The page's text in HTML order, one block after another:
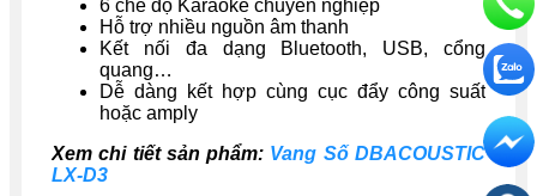
6 chế độ Karaoke chuyên nghiệp
Hỗ trợ nhiều nguồn âm thanh
Kết nối đa dạng Bluetooth, USB, cổng
quang…
Dễ dàng kết hợp cùng cục đẩy công suất
hoặc amply
Xem chi tiết sản phẩm: Vang Số DBACOUSTIC
LX-D3